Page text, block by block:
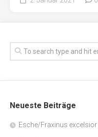
Neueste Beiträge
Esche/Fraxinus excelsior